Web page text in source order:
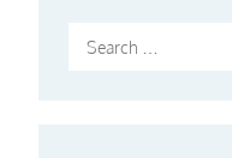
Search